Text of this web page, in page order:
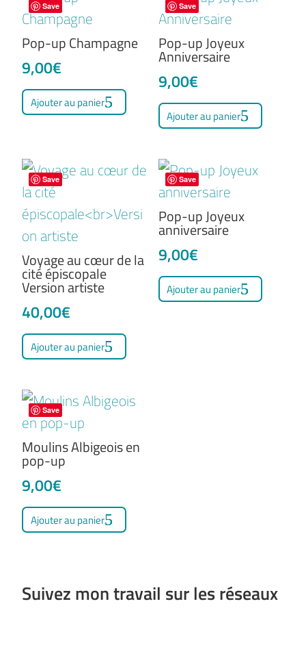
produit
Save
Pop-up Champagne
9,00€
Ajouter au panier
Save
Pop-up Joyeux
Anniversaire
9,00€
Ajouter au panier
Save
Voyage au cœur de la
cité épiscopale
Version artiste
40,00€
Ajouter au panier
Save
Pop-up Joyeux
anniversaire
9,00€
Ajouter au panier
Save
Moulins Albigeois en
pop-up
9,00€
Ajouter au panier
Suivez mon travail sur les réseaux